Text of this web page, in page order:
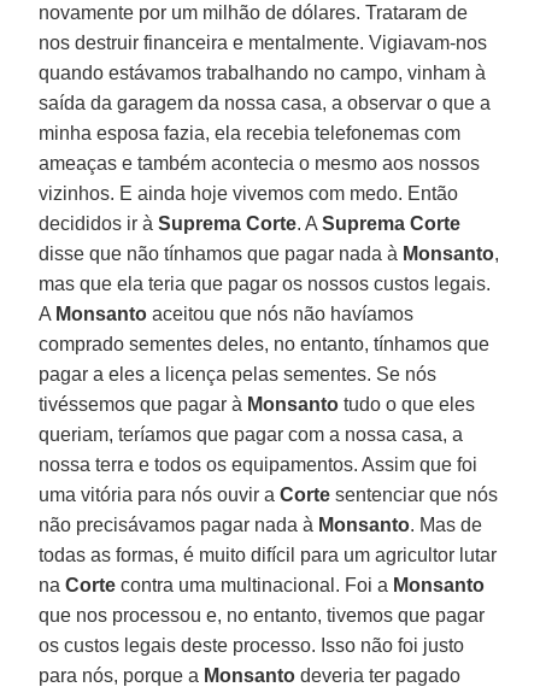
novamente por um milhão de dólares. Trataram de
nos destruir financeira e mentalmente. Vigiavam-nos
quando estávamos trabalhando no campo, vinham à
saída da garagem da nossa casa, a observar o que a
minha esposa fazia, ela recebia telefonemas com
ameaças e também acontecia o mesmo aos nossos
vizinhos. E ainda hoje vivemos com medo. Então
decididos ir àSuprema Corte. ASuprema Corte
disse que não tínhamos que pagar nada à Monsanto,
mas que ela teria que pagar os nossos custos legais.
A Monsantoaceitou que nós não havíamos
comprado sementes deles, no entanto, tínhamos que
pagar a eles a licença pelas sementes. Se nós
tivéssemos que pagar à Monsantotudo o que eles
queriam, teríamos que pagar com a nossa casa, a
nossa terra e todos os equipamentos. Assim que foi
uma vitória para nós ouvir aCortesentenciar que nós
não precisávamos pagar nada à Monsanto. Mas de
todas as formas, é muito difícil para um agricultor lutar
naCortecontra uma multinacional. Foi a Monsanto
que nos processou e, no entanto, tivemos que pagar
os custos legais deste processo. Isso não foi justo
para nós, porque a Monsantodeveria ter pagado